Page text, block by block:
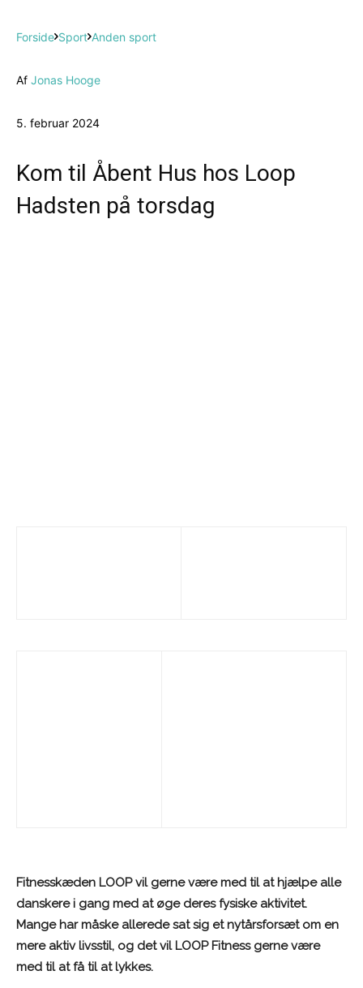
Forside Sport Anden sport
Af Jonas Hooge
5. februar 2024
Kom til Åbent Hus hos Loop
Hadsten på torsdag
Fitnesskæden LOOP vil gerne være med til at hjælpe alle
danskere i gang med at øge deres fysiske aktivitet.
Mange har måske allerede sat sig et nytårsforsæt om en
mere aktiv livsstil, og det vil LOOP Fitness gerne være
med til at få til at lykkes.